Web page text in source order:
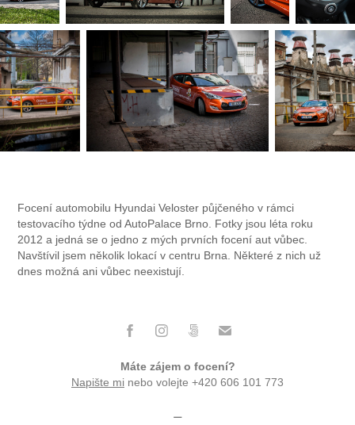
Focení automobilu Hyundai Veloster půjčeného v rámci
testovacího týdne od AutoPalace Brno. Fotky jsou léta roku
2012 a jedná se o jedno z mých prvních focení aut vůbec.
Navštívil jsem několik lokací v centru Brna. Některé z nich už
dnes možná ani vůbec neexistují.
Máte zájem o focení?
Napište mi nebo volejte +420 606 101 773
⚊